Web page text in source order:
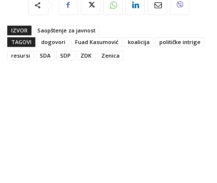
IZVOR
Saopštenje za javnost
TAGOVI
dogovori Fuad Kasumović koalicija
političke intrige
resursi
SDA SDP ZDK Zenica